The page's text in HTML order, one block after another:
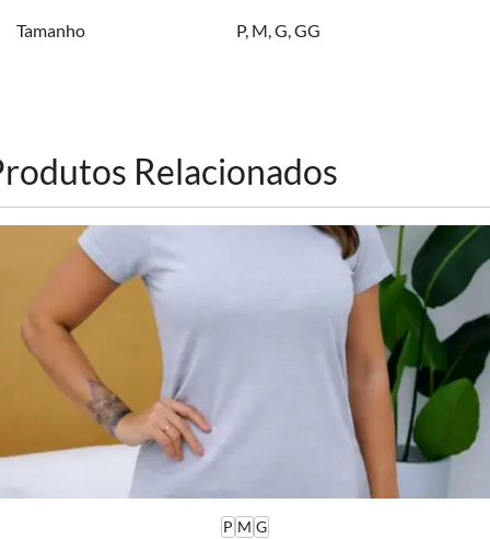
Tamanho P, M G GG
Relacionados
P M G